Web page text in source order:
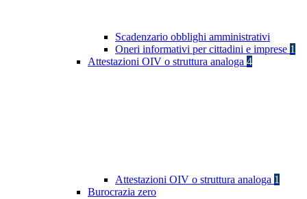
Scadenzario obblighi amministrativi
Oneri informativi per cittadini e imprese 1
Attestazioni OIV o struttura analoga 4
Attestazioni OIV o struttura analoga 1
Burocrazia zero